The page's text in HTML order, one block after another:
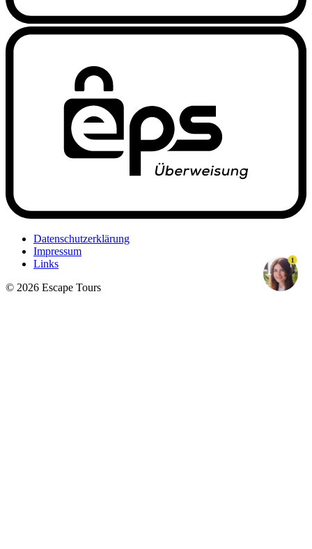
Datenschutzerklärung
Impressum
Links
© 2026 Escape Tours
1